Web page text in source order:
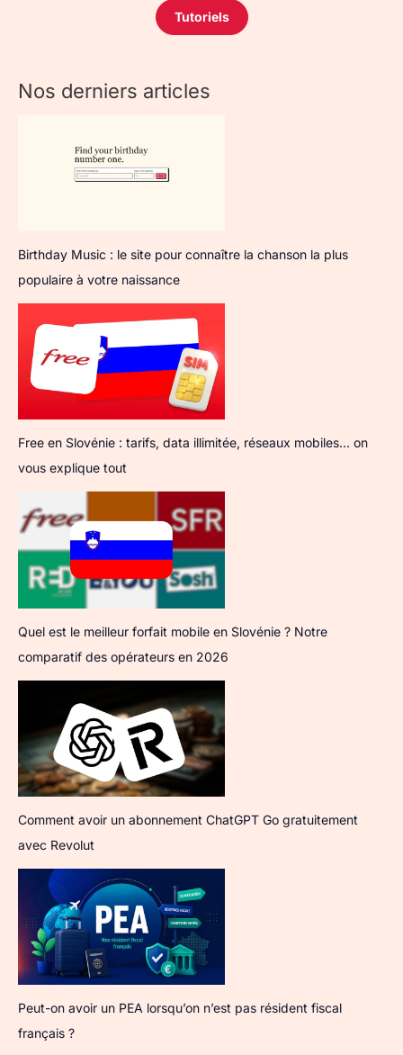
Tutoriels
Nos derniers articles
Birthday Music : le site pour connaître la chanson la plus
populaire à votre naissance
Free en Slovénie : tarifs, data illimitée, réseaux mobiles… on
vous explique tout
Quel est le meilleur forfait mobile en Slovénie ? Notre
comparatif des opérateurs en 2026
Comment avoir un abonnement ChatGPT Go gratuitement
avec Revolut
Peut-on avoir un PEA lorsqu’on n’est pas résident fiscal
français ?